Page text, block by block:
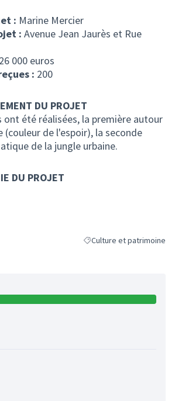
: Marine Mercier
: Avenue Jean Jaurès et Rue
26 000 euros
: 200
DU PROJET
ont été réalisées, la première autour
(couleur de l'espoir), la seconde
de la jungle urbaine.
DU PROJET
Filtrer les résultats de la
Culture et patrimoine